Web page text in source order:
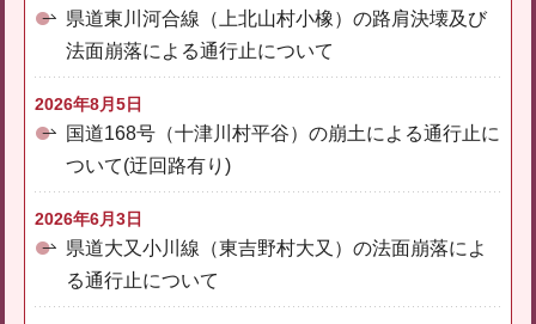
県道東川河合線（上北山村小橡）の路肩決壊及び
法面崩落による通行止について
2026年8月5日
国道168号（十津川村平谷）の崩土による通行止に
ついて(迂回路有り)
2026年6月3日
県道大又小川線（東吉野村大又）の法面崩落によ
る通行止について